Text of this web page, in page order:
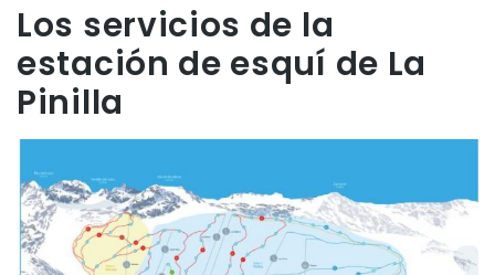
Los servicios de la
estación de esquí de La
Pinilla